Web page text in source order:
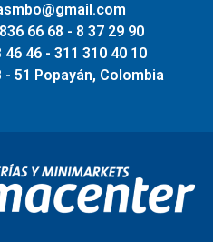
66 68 - 8 37 29 90
46 - 311 310 40 10
- 51 Popayán, Colombia